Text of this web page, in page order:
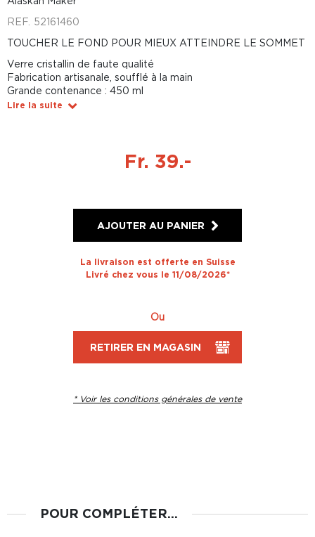
REF. 52161460
TOUCHER LE FOND POUR MIEUX ATTEINDRE LE SOMMET
Verre cristallin de faute qualité
Fabrication artisanale, soufflé à la main
Grande contenance : 450 ml
Lire la suite
Fr. 39.-
AJOUTER AU PANIER
La livraison est offerte en Suisse
Livré chez vous le 11/08/2026*
Ou
RETIRER EN MAGASIN
* Voir les conditions générales de vente
POUR COMPLÉTER...